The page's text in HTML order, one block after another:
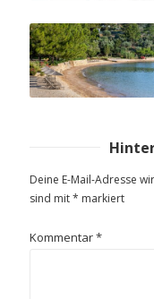
Deine E-Mail-Adresse
sind mit* markiert
Kommentar*